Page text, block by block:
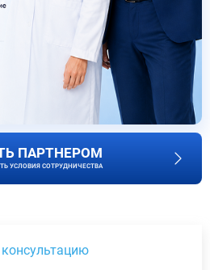
ПАРТНЕРОМ
УСЛОВИЯ СОТРУДНИЧЕСТВА